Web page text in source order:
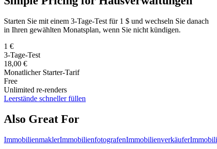
Starten Sie mit einem 3-Tage-Test für 1 $ und wechseln Sie danach
in Ihren gewählten Monatsplan, wenn Sie nicht kündigen.
1 €
3-Tage-Test
18,00 €
Monatlicher Starter-Tarif
Free
Unlimited re-renders
Leerstände schneller füllen
Also Great For
ImmobilienmaklerImmobilienfotografenImmobilienverkäufer